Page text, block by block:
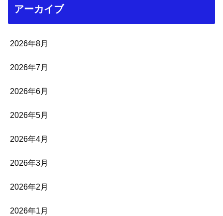
アーカイブ
2026年8月
2026年7月
2026年6月
2026年5月
2026年4月
2026年3月
2026年2月
2026年1月